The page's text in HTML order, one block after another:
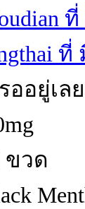
ที่
อยู่เล
ขวด